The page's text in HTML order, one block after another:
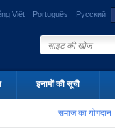
Việt Português Русский
इनामों की सूची
समाज का योगदान